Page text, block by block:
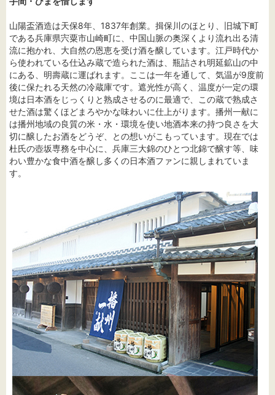
山陽盃酒造は天保8年、1837年創業。揖保川のほとり、旧城下町
である兵庫県宍粟市山崎町に、中国山脈の奥深くより流れ出る清
流に抱かれ、大自然の恩恵を受け酒を醸しています。江戸時代か
ら使われている仕込み蔵で造られた酒は、瓶詰され明延鉱山の中
にある、明壽蔵に運ばれます。ここは一年を通して、気温が9度前
後に保たれる天然の冷蔵庫です。遮光性が高く、温度が一定の環
境は日本酒をじっくりと熟成させるのに最適で、この蔵で熟成さ
せた酒は驚くほどまろやかな味わいに仕上がります。播州一献に
は播州地域の良質の米・水・環境を使い地酒本来の持つ良さを大
切に醸したお酒をどうぞ、との想いがこもっています。現在では
杜氏の壺坂専務を中心に、兵庫三大錦のひとつ北錦で醸す等、味
わい豊かな食中酒を醸し多くの日本酒ファンに親しまれていま
す。